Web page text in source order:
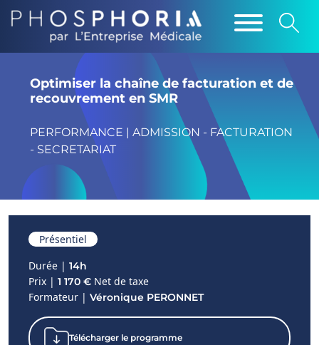
Optimiser la chaîne de facturation et de
recouvrement en SMR
PERFORMANCE | ADMISSION - FACTURATION
- SECRETARIAT
Présentiel
Durée | 14h
Prix | 1 170 € Net de taxe
Formateur | Véronique PERONNET
Télécharger le programme